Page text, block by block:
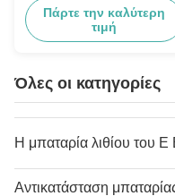
τύπου ιόντων λιθίου
Πάρτε την καλύτερη
τιμή
Όλες οι κατηγορίες
Η μπαταρία λιθίου του E
Αντικατάσταση